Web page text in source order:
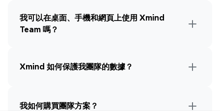
我可以在桌面、手機和網頁上使用 Xmind
Team 嗎？
Xmind 如何保護我團隊的數據？
我如何購買團隊方案？